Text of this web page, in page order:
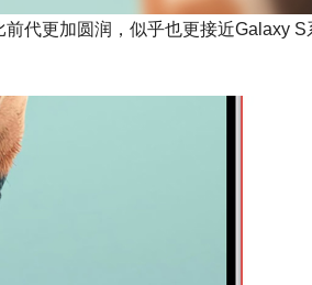
代更加圆润，似乎也更接近Galaxy S